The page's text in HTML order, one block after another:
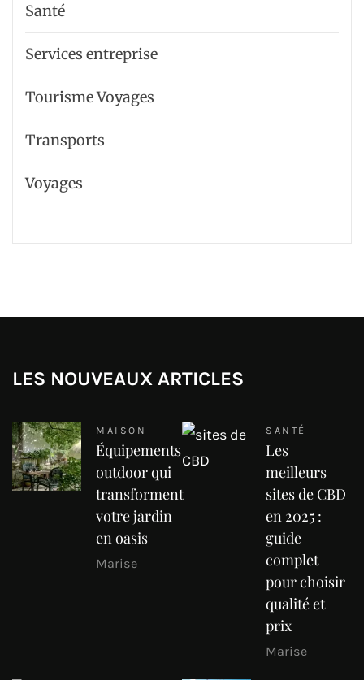
Santé
Services entreprise
Tourisme Voyages
Transports
Voyages
LES NOUVEAUX ARTICLES
MAISON
Équipements
outdoor qui
transforment
votre jardin
en oasis
Marise
SANTÉ
Les
meilleurs
sites de CBD
en 2025 :
guide
complet
pour choisir
qualité et
prix
Marise